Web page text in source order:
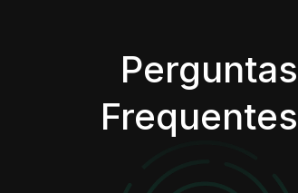
Perguntas
Frequentes